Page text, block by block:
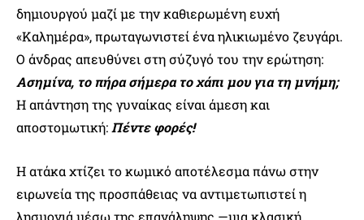
δημιουργού μαζί με την καθιερωμένη ευχή
«Καλημέρα», πρωταγωνιστεί ένα ηλικιωμένο ζευγάρι.
Ο άνδρας απευθύνει στη σύζυγό του την ερώτηση:
Ασημίνα, το πήρα σήμερα το χάπι μου για τη μνήμη;
Η απάντηση της γυναίκας είναι άμεση και
αποστομωτική: Πέντε φορές!
Η ατάκα χτίζει το κωμικό αποτέλεσμα πάνω στην
ειρωνεία της προσπάθειας να αντιμετωπιστεί η
λησμονιά μέσω της επανάληψης —μια κλασική,